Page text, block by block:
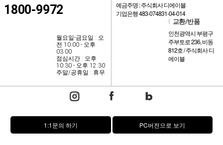
1800-9972
월요일-금요일 : 오
전 10:00 - 오후
03:00
점심시간 : 오후
10:30 - 오후 12:30
주말/공휴일 : 휴무
예금주명 : 주식회사 디에이블
기업은행 483-074831-04-014
교환/반품
인천광역시 부평구
주부토로 236, 비동
812호 / 주식회사 디
에이블
1:1문의 하기 PC버전으로 보기